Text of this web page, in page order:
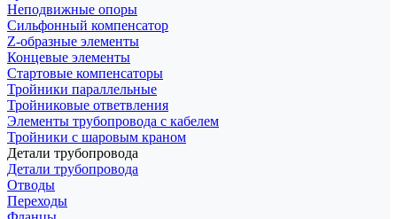
Неподвижные опоры
Cильфонный компенсатор
Z-образные элементы
Концевые элементы
Стартовые компенсаторы
Тройники параллельные
Тройниковые ответвления
Элементы трубопровода с кабелем
Тройники с шаровым краном
Детали трубопровода
Детали трубопровода
Отводы
Переходы